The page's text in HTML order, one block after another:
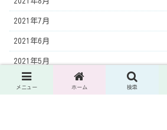
2021年7月
2021年6月
2021年5月
2021年4月
メニュー ホーム 検索